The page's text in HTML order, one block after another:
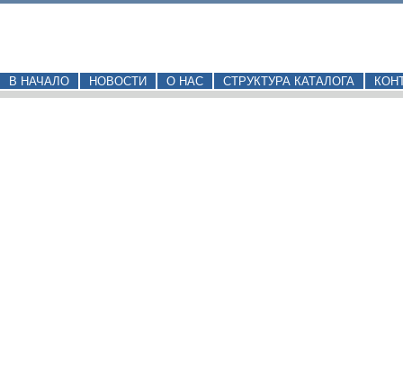
В НАЧАЛО НОВОСТИ О НАС СТРУКТУРА КАТАЛОГА